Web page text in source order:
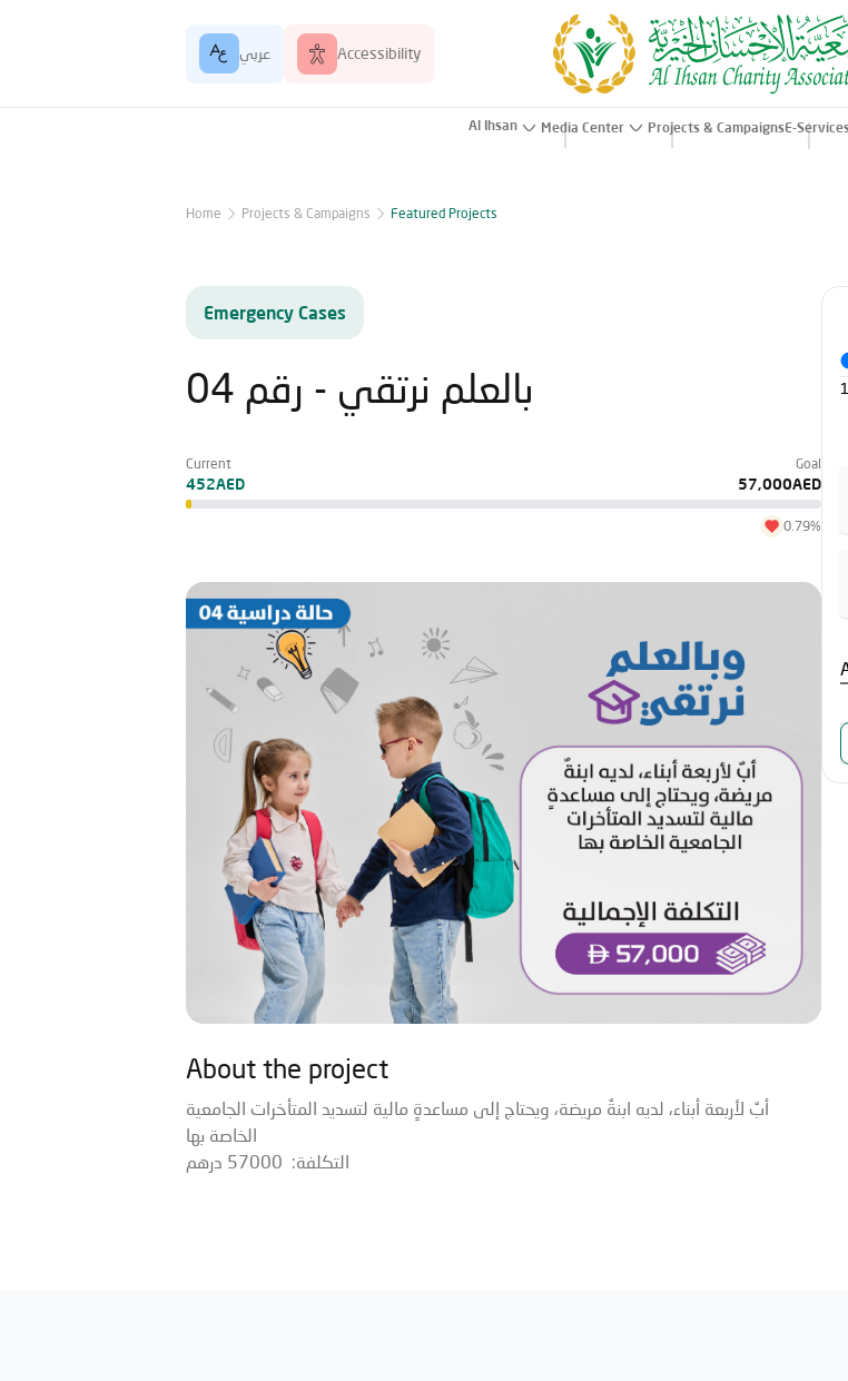
عربي Accessibility
Al Ihsan Media Center Projects & CampaignsE-
Home Projects & Campaigns Featured Projects
Emergency Cases
بالعلم نرتقي - رقم 04
Current Goal
452AED 57,000AED
0.79%
About the project
أبٌ لأربعة أبناء، لديه ابنةٌ مريضة، ويحتاج إلى مساعدةٍ مالية لتسديد المتأخرات الجامعية
التكلفة: 57000 درهم